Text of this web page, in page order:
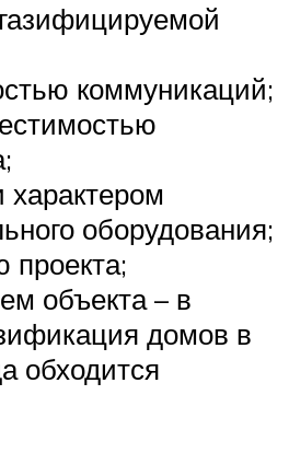
коммуникаций;
оборудования;
проекта;
объекта – в
домов в
обходится